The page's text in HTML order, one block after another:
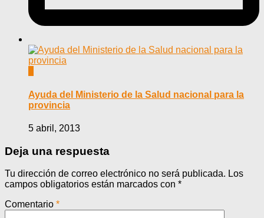
Ayuda del Ministerio de la Salud nacional para la
provincia
5 abril, 2013
Deja una respuesta
Tu dirección de correo electrónico no será publicada. Los
campos obligatorios están marcados con *
Comentario *